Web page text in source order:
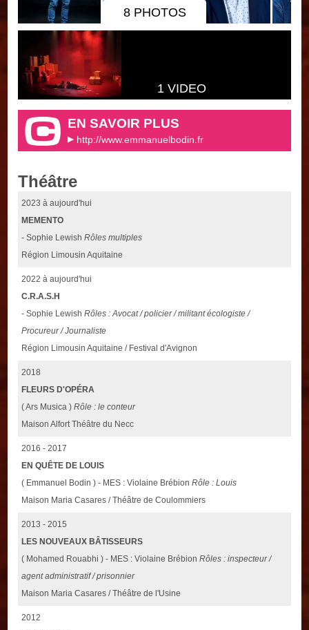
8 PHOTOS
1 VIDEO
EN SAVOIR PLUS
http://www.emmanuelbodin.fr
Théâtre
2023 à aujourd'hui
MEMENTO
- Sophie LewishRôles multiples
Région Limousin Aquitaine
2022 à aujourd'hui
C.R.A.S.H
- Sophie LewishRôles : Avocat / policier / militant écologiste /
Procureur / Journaliste
Région Limousin Aquitaine / Festival d'Avignon
2018
FLEURS D'OPÉRA
( Ars Musica )Rôle : le conteur
Maison Alfort Théâtre du Necc
2016 - 2017
EN QUÊTE DE LOUIS
( Emmanuel Bodin ) - MES : Violaine BrébionRôle : Louis
Maison Maria Casares / Théâtre de Coulommiers
2013 - 2015
LES NOUVEAUX BÂTISSEURS
( Mohamed Rouabhi ) - MES : Violaine BrébionRôles : inspecteur /
agent administratif / prisonnier
Maison Maria Casares / Théâtre de l'Usine
2012